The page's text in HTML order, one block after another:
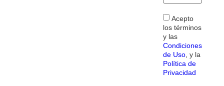
Acepto
los términos
y las
Condiciones
de Uso , y la
Política de
Privacidad